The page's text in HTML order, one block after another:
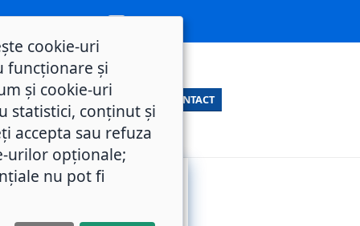
CONTACT
cookie-uri
funcționare și
și cookie-uri
statistici, conținut și
accepta sau refuza
urilor opționale;
nu pot fi